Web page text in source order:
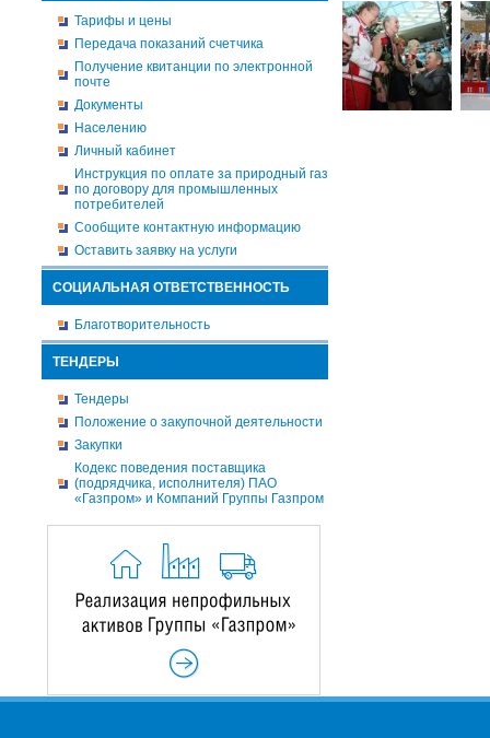
Тарифы и цены
Передача показаний счетчика
Получение квитанции по электронной
почте
Документы
Населению
Личный кабинет
Инструкция по оплате за природный газ
по договору для промышленных
потребителей
Сообщите контактную информацию
Оставить заявку на услуги
СОЦИАЛЬНАЯ ОТВЕТСТВЕННОСТЬ
Благотворительность
ТЕНДЕРЫ
Тендеры
Положение о закупочной деятельности
Закупки
Кодекс поведения поставщика
(подрядчика, исполнителя) ПАО
«Газпром» и Компаний Группы Газпром